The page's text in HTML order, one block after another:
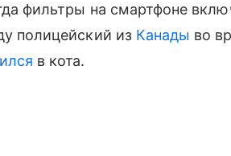
фильтры на смартфоне
полицейский из Канады во
в кота.